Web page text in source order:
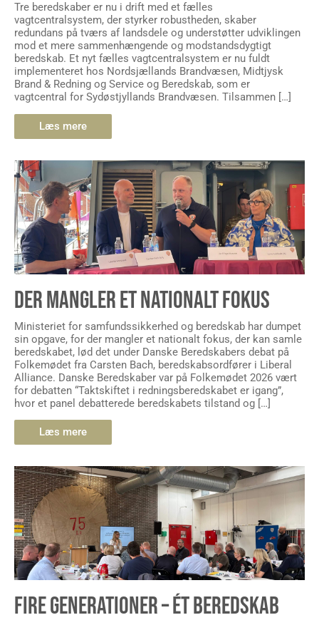
Tre beredskaber er nu i drift med et fælles
vagtcentralsystem, der styrker robustheden, skaber
redundans på tværs af landsdele og understøtter udviklingen
mod et mere sammenhængende og modstandsdygtigt
beredskab. Et nyt fælles vagtcentralsystem er nu fuldt
implementeret hos Nordsjællands Brandvæsen, Midtjysk
Brand & Redning og Service og Beredskab, som er
vagtcentral for Sydøstjyllands Brandvæsen. Tilsammen […]
Læs mere
DER MANGLER ET NATIONALT FOKUS
Ministeriet for samfundssikkerhed og beredskab har dumpet
sin opgave, for der mangler et nationalt fokus, der kan samle
beredskabet, lød det under Danske Beredskabers debat på
Folkemødet fra Carsten Bach, beredskabsordfører i Liberal
Alliance. Danske Beredskaber var på Folkemødet 2026 vært
for debatten “Taktskiftet i redningsberedskabet er igang”,
hvor et panel debatterede beredskabets tilstand og […]
Læs mere
FIRE GENERATIONER – ÉT BEREDSKAB